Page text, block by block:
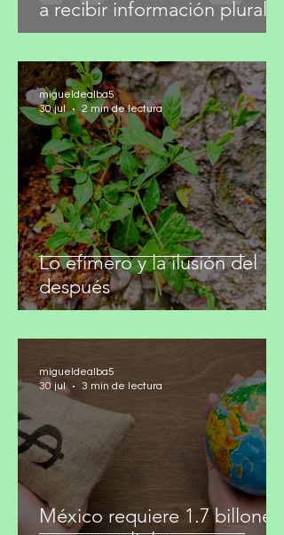
Debe protegerse el derecho
Lo efímero y la ilusión del
migueldealba5
30 jul
2 min de lectura
migueldealba5
30 jul
3 min de lectura